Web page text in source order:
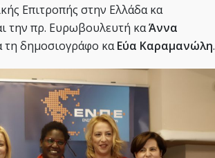
Επιτροπής στην Ελλάδα κα
την πρ. Ευρωβουλευτή καΆννα
τη δημοσιογράφο καΕύα Καραμανώλη.